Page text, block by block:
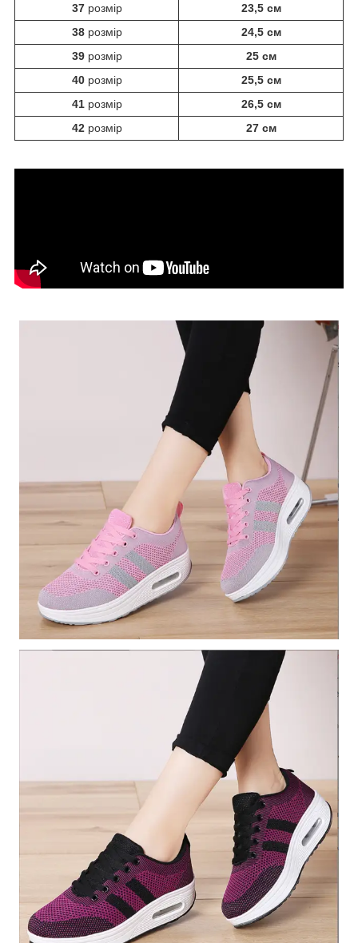
37 розмір
23,5 см
38 розмір
24,5 см
39 розмір
25 см
40 розмір
25,5 см
41 розмір
26,5 см
42 розмір 27 см